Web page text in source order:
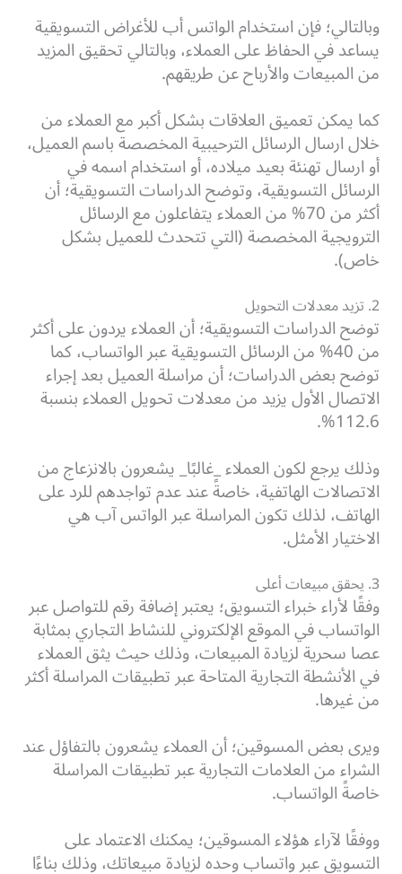
وبالتالي؛ فإن استخدام الواتس أب للأغراض التسويقية
يساعد في الحفاظ على العملاء، وبالتالي تحقيق المزيد
من المبيعات والأرباح عن طريقهم.
كما يمكن تعميق العلاقات بشكل أكبر مع العملاء من
خلال ارسال الرسائل الترحيبية المخصصة باسم العميل،
أو ارسال تهنئة بعيد ميلاده، أو استخدام اسمه في
الرسائل التسويقية، وتوضح الدراسات التسويقية؛ أن
أكثر من 70% من العملاء يتفاعلون مع الرسائل
الترويجية المخصصة (التي تتحدث للعميل بشكل
خاص).
2. تزيد معدلات التحويل
توضح الدراسات التسويقية؛ أن العملاء يردون على أكثر
من 40% من الرسائل التسويقية عبر الواتساب، كما
توضح بعض الدراسات؛ أن مراسلة العميل بعد إجراء
الاتصال الأول يزيد من معدلات تحويل العملاء بنسبة
112.6%.
وذلك يرجع لكون العملاء _غالبًا_ يشعرون بالانزعاج من
الاتصالات الهاتفية، خاصةً عند عدم تواجدهم للرد على
الهاتف، لذلك تكون المراسلة عبر الواتس آب هي
الاختيار الأمثل.
3. يحقق مبيعات أعلى
وفقًا لأراء خبراء التسويق؛ يعتبر إضافة رقم للتواصل عبر
الواتساب في الموقع الإلكتروني للنشاط التجاري بمثابة
عصا سحرية لزيادة المبيعات، وذلك حيث يثق العملاء
في الأنشطة التجارية المتاحة عبر تطبيقات المراسلة أكثر
من غيرها.
ويرى بعض المسوقين؛ أن العملاء يشعرون بالتفاؤل عند
الشراء من العلامات التجارية عبر تطبيقات المراسلة
خاصةً الواتساب.
ووفقًا لآراء هؤلاء المسوقين؛ يمكنك الاعتماد على
التسويق عبر واتساب وحده لزيادة مبيعاتك، وذلك بناءًا